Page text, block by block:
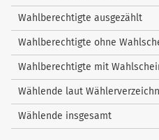
Wahlberechtigte ausgezählt
Wahlberechtigte ohne
Wahlberechtigte mit
Wählende laut
Wählende insgesamt